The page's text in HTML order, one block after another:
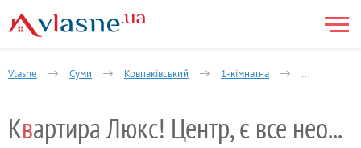
Vlasne Суми Ковпаківський 1-кімнатна
Кв артира Люкс! Центр, є все необхідне